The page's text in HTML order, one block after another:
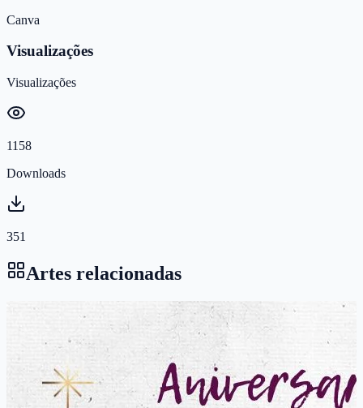
Canva
Visualizações
Visualizações
1158
Downloads
351
Artes relacionadas